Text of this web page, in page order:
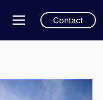
Contact